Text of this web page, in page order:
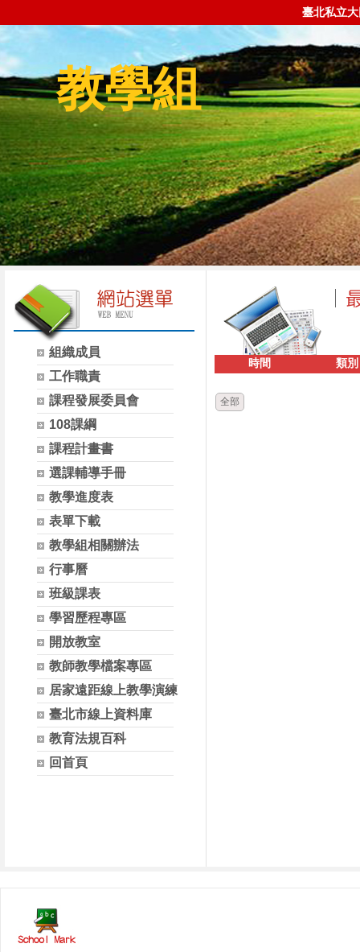
臺北私立
教學組
組織成員
工作職責
課程發展委員會
108課綱
課程計畫書
選課輔導手冊
教學進度表
表單下載
教學組相關辦法
行事曆
班級課表
學習歷程專區
開放教室
教師教學檔案專區
居家遠距線上教學演練
臺北市線上資料庫
教育法規百科
回首頁
時間 類別
全部